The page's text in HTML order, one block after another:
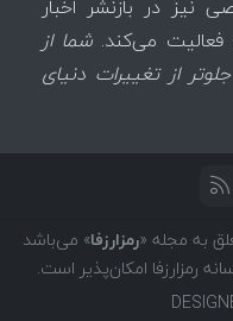
در بازنشر اخبار
فعالیت می‌کند.شما از
از تغییرات دنیای
به مجله «رمزارزفا» می‌باشد
رمزارزفا امکان‌پذیر است.